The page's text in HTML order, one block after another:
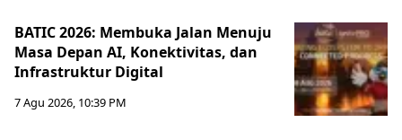
BATIC 2026: Membuka Jalan Menuju
Masa Depan AI, Konektivitas, dan
Infrastruktur Digital
7 Agu 2026, 10:39 PM